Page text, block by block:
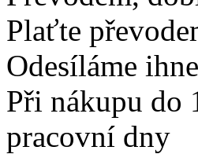
Plaťte
Odesíláme
Při nákupu do
pracovní dny